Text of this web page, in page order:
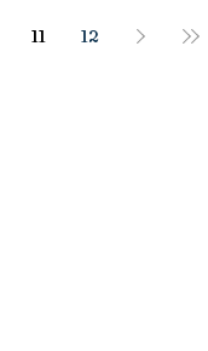
11 12